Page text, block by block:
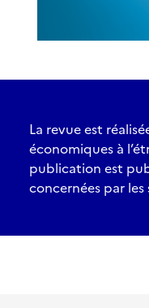
La revue est
économiques à
publication est
concernées par